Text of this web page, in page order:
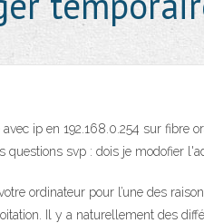
ip en 192.168.0.254 sur fibre
questions svp : dois je modofier
ordinateur pour l’une des
Il y a naturellement des